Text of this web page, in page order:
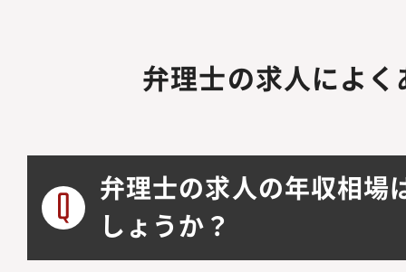
弁理士の求人によ
弁理士の求人の年収相場
しょうか？